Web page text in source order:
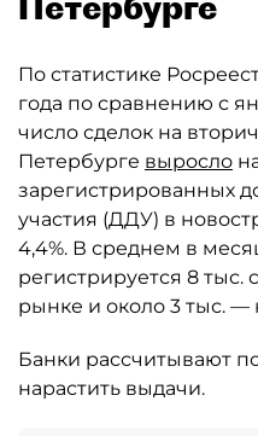
По статистике
года по сравнению с
число сделок на
Петербурге выросло
зарегистрированных
участия (ДДУ) в
4,4%. В среднем в
регистрируется 8 тыс.
рынке и около 3 тыс. —
Банки рассчитывают
нарастить выдачи.